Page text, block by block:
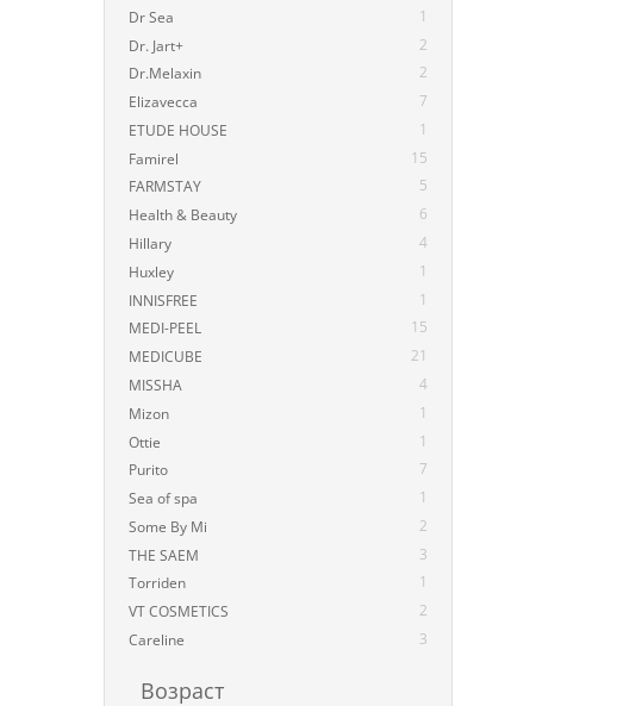
Dr Sea
1
Dr. Jart+
2
Dr.Melaxin
2
Elizavecca
7
ETUDE HOUSE
1
Famirel
15
FARMSTAY
5
Health & Beauty
6
Hillary
4
Huxley
1
INNISFREE
1
MEDI-PEEL
15
MEDICUBE
21
MISSHA
4
Mizon
1
Ottie
1
Purito
7
Sea of spa
1
Some By Mi
2
THE SAEM
3
Torriden
1
VT COSMETICS
2
Careline
3
Возраст